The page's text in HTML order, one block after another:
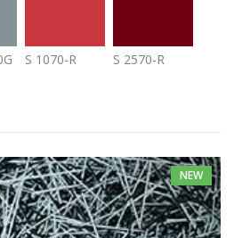
S 1070-R S 2570-R
NEW